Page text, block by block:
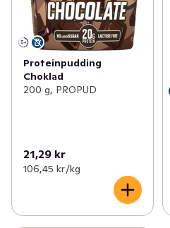
Proteinpudding
Choklad
200 g, PROPUD
21,29 kr
106,45 kr /kg